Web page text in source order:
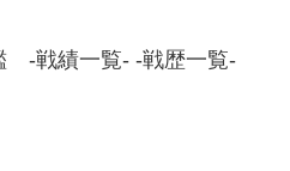
-戦績一覧- -戦歴一覧-